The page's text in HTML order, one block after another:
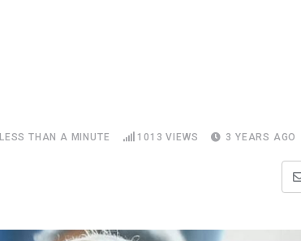
LESS THAN A MINUTE 1013 VIEWS 3 YEARS AGO